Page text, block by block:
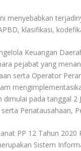
menyebabkan
klasifikasi,
Keuangan
pejabat yang
serta Operator
dimulai pada tanggal 2
Penatausahaan,
PP 12 Tahun
Sistem